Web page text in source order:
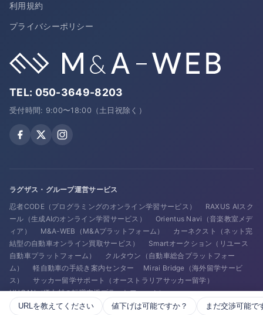
URLを教えてください 値下げは可能ですか？ まだ交渉可能で
利用規約
プライバシーポリシー
TEL: 050-3649-8203
受付時間: 9:00〜18:00（土日祝除く）
ラグザス・グループ運営サービス
忍者CODE（プログラミングのオンライン学習サービス）
RAXUS AIスク
ール（生成AIのオンライン学習サービス）
Orientus Navi（音楽教室メデ
ィア）
M&A-WEB（M&Aプラットフォーム）
カーネクスト（ネット完
結型の自動車オンライン買取サービス）
Smartオークション（リユース
自動車プラットフォーム）
クルタウン（自動車総合プラットフォー
ム）
軽自動車の手続き案内センター
Mirai Bridge（海外留学サービ
ス）
サッカー留学サポート（オーストラリアサッカー留学）
HUGAN（IT人材の転職支援プラットフォーム）